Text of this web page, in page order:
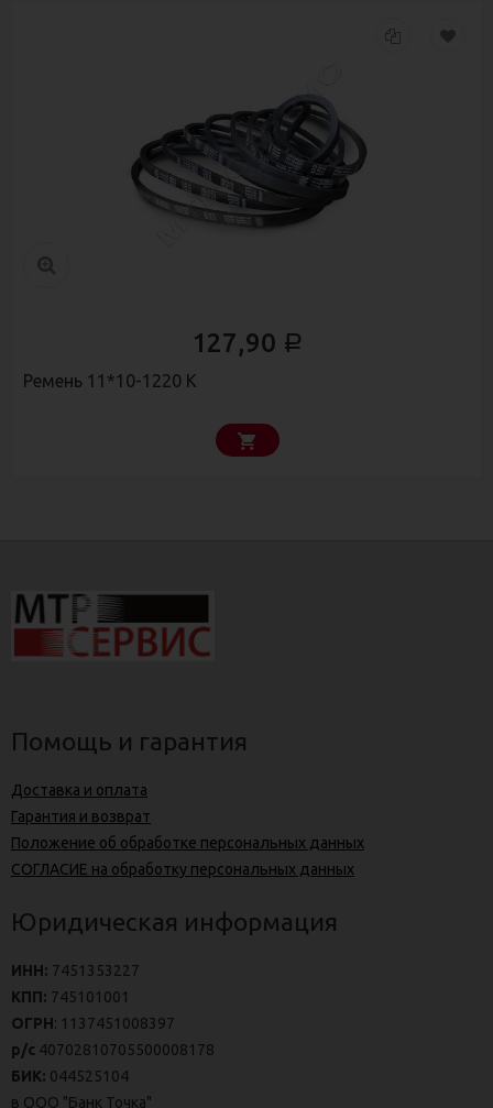
127,90 Р
Ремень 11*10-1220 К
Помощь и гарантия
Доставка и оплата
Гарантия и возврат
Положение об обработке персональных данных
СОГЛАСИЕ на обработку персональных данных
Юридическая информация
ИНН: 7451353227
КПП: 745101001
ОГРН: 1137451008397
р/с 40702810705500008178
БИК: 044525104
в ООО "Банк Точка"